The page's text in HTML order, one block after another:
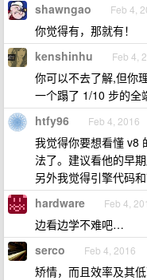
shawngao Feb 4,
你觉得有，那就有！
kenshinhu Feb 4,
你可以不去了解,但你
一个蹋了 1/10 步的全
htfy96 Feb 4, 2016
我觉得你要想看懂 v8
法了。建议看他的早
另外我觉得引擎代码
hardware Feb 4,
边看边学不难吧…
serco Feb 4, 2016
矫情，而且效率及其低